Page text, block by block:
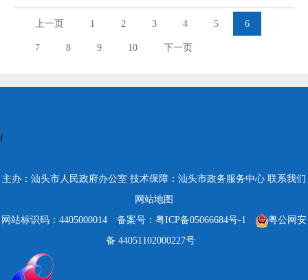
上一页 1 2 3 4 5 6
7 8 9 10 下一页
主办：汕头市人民政府办公室 技术保障：汕头市政务服务中心 联系我们
网站地图
网站标识码：4405000014
备案号：粤ICP备05066684号-1
粤公网安
备 44051102000227号
f